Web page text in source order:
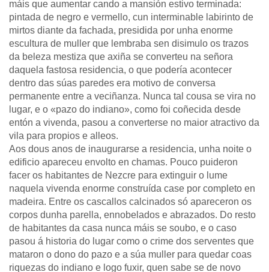
máis que aumentar cando a mansión estivo terminada:
pintada de negro e vermello, cun interminable labirinto de
mirtos diante da fachada, presidida por unha enorme
escultura de muller que lembraba sen disimulo os trazos
da beleza mestiza que axiña se converteu na señora
daquela fastosa residencia, o que podería acontecer
dentro das súas paredes era motivo de conversa
permanente entre a veciñanza. Nunca tal cousa se vira no
lugar, e o «pazo do indiano», como foi coñecida desde
entón a vivenda, pasou a converterse no maior atractivo da
vila para propios e alleos.
Aos dous anos de inaugurarse a residencia, unha noite o
edificio apareceu envolto en chamas. Pouco puideron
facer os habitantes de Nezcre para extinguir o lume
naquela vivenda enorme construída case por completo en
madeira. Entre os cascallos calcinados só apareceron os
corpos dunha parella, ennobelados e abrazados. Do resto
de habitantes da casa nunca máis se soubo, e o caso
pasou á historia do lugar como o crime dos serventes que
mataron o dono do pazo e a súa muller para quedar coas
riquezas do indiano e logo fuxir, quen sabe se de novo